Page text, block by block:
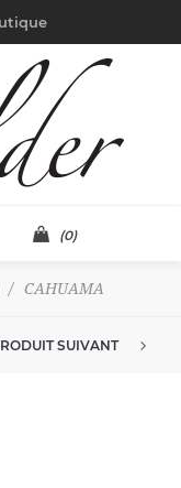
(0)
/ CAHUAMA
SUIVANT